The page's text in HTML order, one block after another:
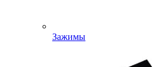
Зажимы